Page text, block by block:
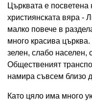
Църквата е
християнската вяра -
малко повече в
много красива
зелен, слабо населен,
Общественият
намира съвсем близо
Като цяло има много